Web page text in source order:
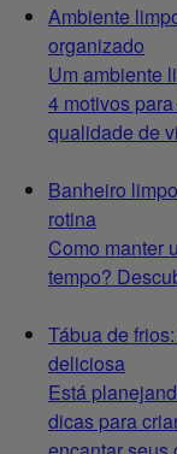
Ambiente
organizado
Um ambiente
4 motivos
qualidade de
Banheiro
rotina
Como manter
tempo?
Tábua de
deliciosa
Está
dicas para